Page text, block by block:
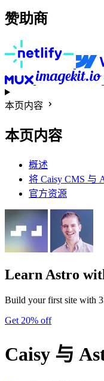
赞助商
本页内容
本页内容
概述
将 Caisy CMS 与
官方资源
Learn Astro
Build your first site with
Get 20% off
Caisy 与